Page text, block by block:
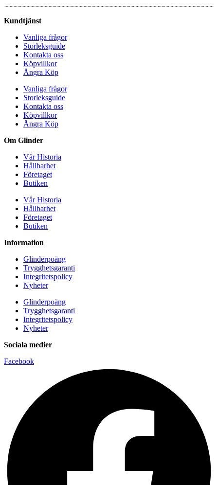
Kundtjänst
Vanliga frågor
Storleksguide
Kontakta oss
Köpvillkor
Ångra Köp
Vanliga frågor
Storleksguide
Kontakta oss
Köpvillkor
Ångra Köp
Om Glinder
Vår Historia
Hållbarhet
Företaget
Butiken
Vår Historia
Hållbarhet
Företaget
Butiken
Information
Glinderpoäng
Trygghetsgaranti
Integritetspolicy
Nyheter
Glinderpoäng
Trygghetsgaranti
Integritetspolicy
Nyheter
Sociala medier
Facebook